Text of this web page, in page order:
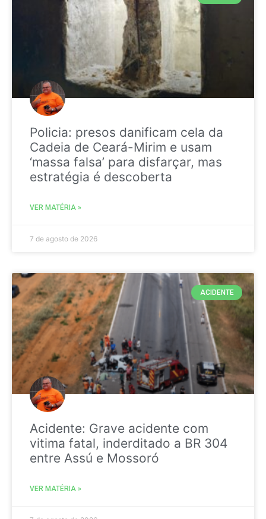
Policia: presos danificam cela da
Cadeia de Ceará-Mirim e usam
‘massa falsa’ para disfarçar, mas
estratégia é descoberta
VER MATÉRIA »
7 de agosto de 2026
ACIDENTE
Acidente: Grave acidente com
vitima fatal, inderditado a BR 304
entre Assú e Mossoró
VER MATÉRIA »